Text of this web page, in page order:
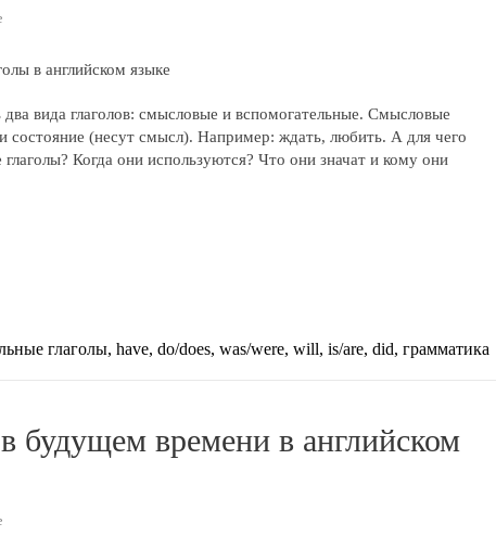
два вида глаголов: смысловые и вспомогательные. Смысловые
состояние (несут смысл). Например: ждать, любить. А для чего
Когда они используются? Что они значат и кому они
глаголы, have, do/does, was/were, will, is/are, did, грамматика